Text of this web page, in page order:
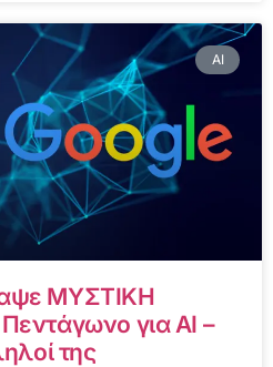
AI
ΜΥΣΤΙΚΗ
για AI –
της